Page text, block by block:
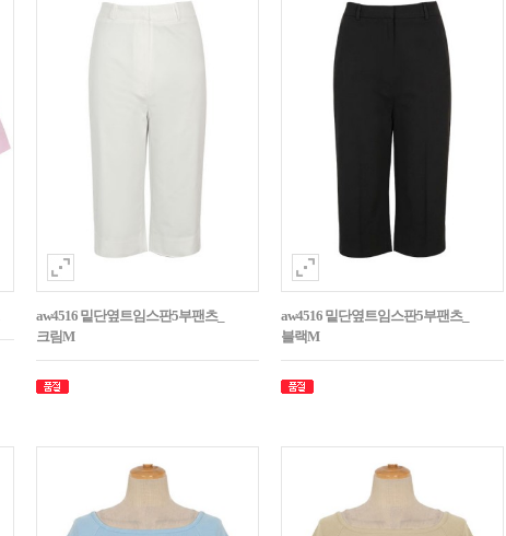
aw4516 밑단옆트임스판5부팬츠_
크림M
aw4516 밑단옆트임스판5부팬츠_
블랙M